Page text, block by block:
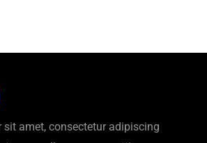
amet, consectetur adipiscing